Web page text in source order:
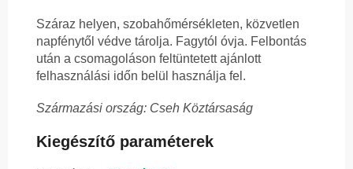
Száraz helyen, szobahőmérsékleten, közvetlen
napfénytől védve tárolja. Fagytól óvja. Felbontás
után a csomagoláson feltüntetett ajánlott
felhasználási időn belül használja fel.
Származási ország: Cseh Köztársaság
Kiegészítő paraméterek